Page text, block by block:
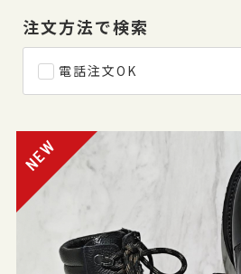
注文方法で検索
電話注文OK